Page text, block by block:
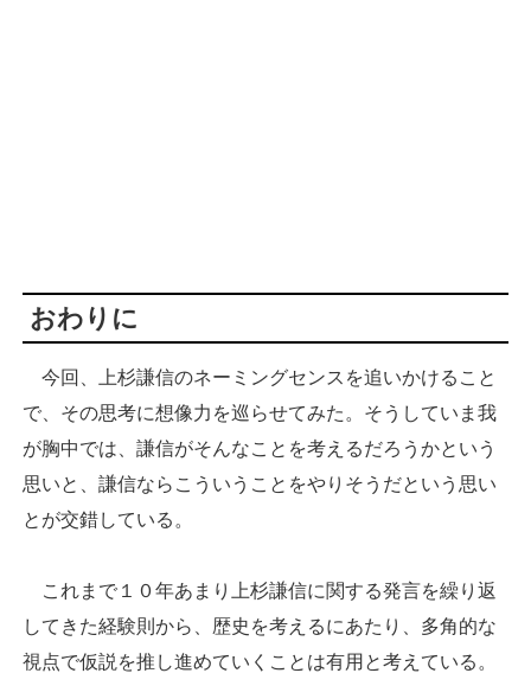
おわりに
今回、上杉謙信のネーミングセンスを追いかけること
で、その思考に想像力を巡らせてみた。そうしていま我
が胸中では、謙信がそんなことを考えるだろうかという
思いと、謙信ならこういうことをやりそうだという思い
とが交錯している。
これまで１０年あまり上杉謙信に関する発言を繰り返
してきた経験則から、歴史を考えるにあたり、多角的な
視点で仮説を推し進めていくことは有用と考えている。